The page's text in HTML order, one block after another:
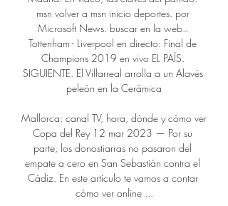
msn volver a msn inicio deportes. por
Microsoft News. buscar en la web..
Tottenham - Liverpool en directo: Final de
Champions 2019 en vivo EL PAÍS.
SIGUIENTE. El Villarreal arrolla a un Alavés
peleón en la Cerámica
Mallorca: canal TV, hora, dónde y cómo ver
Copa del Rey 12 mar 2023 — Por su
parte, los donostiarras no pasaron del
empate a cero en San Sebastián contra el
Cádiz. En este artículo te vamos a contar
cómo ver online ...